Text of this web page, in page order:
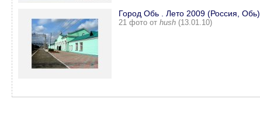
Город Обь . Лето 2009 (Россия, Обь)
21 фото от hush (13.01.10)